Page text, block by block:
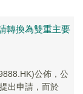
轉換為雙重主要
公佈，公
出申請，而於